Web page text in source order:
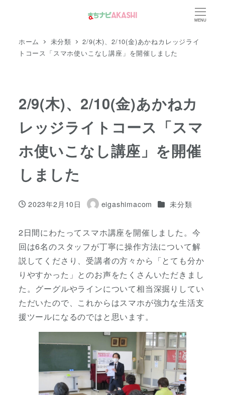
MENU
ホーム 未分類
2/9(木)、2/10(金)あかねカレッジライ
トコース「スマホ使いこなし講座」を開催しました
2/9(木)、2/10(金)あかねカ
レッジライトコース「スマ
ホ使いこなし講座」を開催
しました
投稿日
2023年2月10日
著
eigashimacom カテゴリー
未分類
2日間にわたってスマホ講座を開催しました。今
回は6名のスタッフが丁寧に操作方法について解
説してくださり、受講者の方々から「とても分か
りやすかった」とのお声をたくさんいただきまし
た。グーグルやラインについて相当深掘りしてい
ただいたので、これからはスマホが強力な生活支
援ツールになるのではと思います。